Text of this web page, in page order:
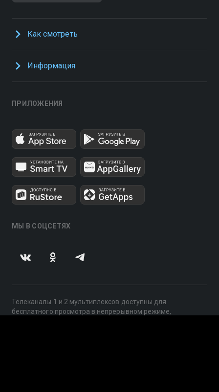
Как смотреть
Информация
ПРИЛОЖЕНИЯ
МЫ В СОЦСЕТЯХ
Телеканалы 1 и 2 мультиплексов доступны для
бесплатного просмотра в непрерывном режиме,